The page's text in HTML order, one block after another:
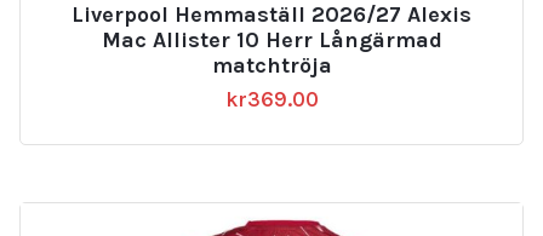
Liverpool Hemmaställ 2026/27 Alexis
Mac Allister 10 Herr Långärmad
matchtröja
kr369.00